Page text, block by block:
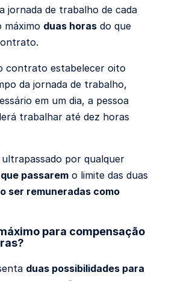
jornada de trabalho de cada
máximo duas horas do que
contrato estabelecer oito
da jornada de trabalho,
em um dia, a pessoa
trabalhar até dez horas
por qualquer
passarem o limite das duas
ser remuneradas como
para compensação
duas possibilidades para